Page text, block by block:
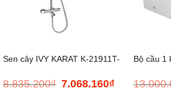
Sen cây IVY KARAT K-21911T-
8.835.200₫ Giá
7.068.160₫Giá
Bộ cầu 1